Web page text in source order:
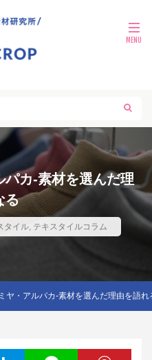
カ‐素材を選んだ理
る
タイル, テキスタイルコラム
ヤ・アルパカ‐素材を選んだ理由を語